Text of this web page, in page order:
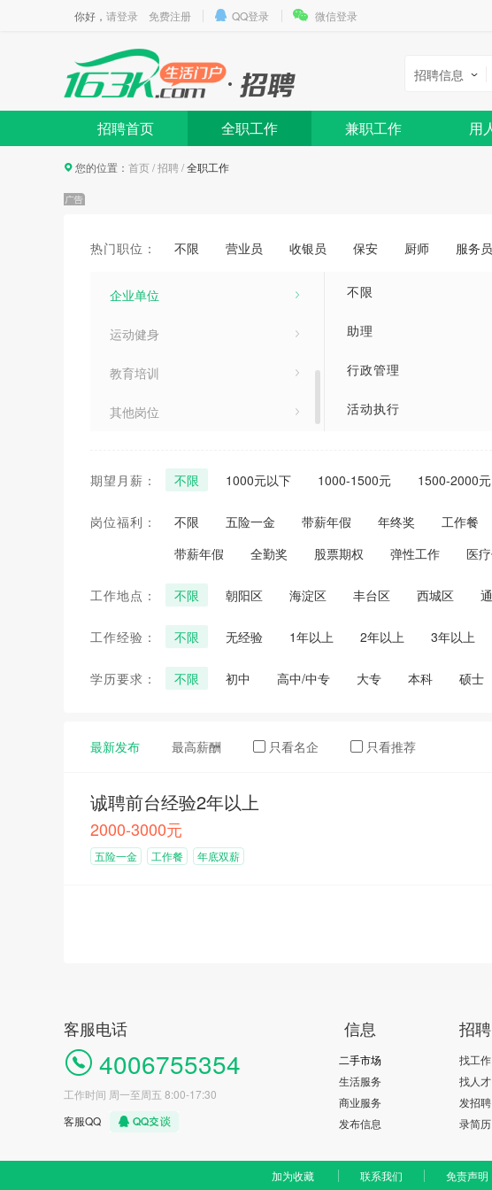
你好， 请登录 免费注册 QQ登录 微信登录
招聘信息
招聘首页 全职工作 兼职工作 用
您的位置： 首页/招聘/全职工作
热门职位： 不限 营业员 收银员 保安 厨师 服务员
生活服务
业务销售
技术工人
美容美发
娱乐休闲
计算机/网络
企业单位
运动健身
教育培训
其他岗位
不限
助理
行政管理
活动执行
期望月薪： 不限 1000元以下 1000-1500元 1500-2000元
岗位福利： 不限 五险一金 带薪年假 年终奖 工作餐
带薪年假
全勤奖 股票期权 弹性工作 医
工作地点： 不限 朝阳区 海淀区 丰台区 西城区
工作经验： 不限 无经验 1年以上 2年以上 3年以上
学历要求： 不限 初中 高中/中专 大专 本科 硕士
最新发布 最高薪酬 只看名企 只看推荐
诚聘前台经验2年以上
2000-3000元
五险一金 工作餐 年底双薪
客服电话
4006755354
工作时间 周一至周五 8:00-17:30
客服QQ
信息
二手市场
生活服务
商业服务
发布信息
招聘
找工作
找人才
发招聘
录简历
加为收藏 联系我们 免责声明